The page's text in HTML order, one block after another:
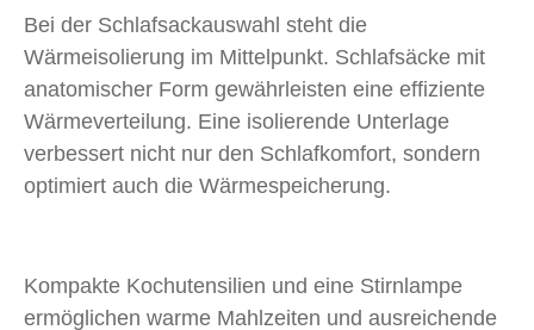
Bei der Schlafsackauswahl steht die
Wärmeisolierung im Mittelpunkt. Schlafsäcke mit
anatomischer Form gewährleisten eine effiziente
Wärmeverteilung. Eine isolierende Unterlage
verbessert nicht nur den Schlafkomfort, sondern
optimiert auch die Wärmespeicherung.
Kompakte Kochutensilien und eine Stirnlampe
ermöglichen warme Mahlzeiten und ausreichende